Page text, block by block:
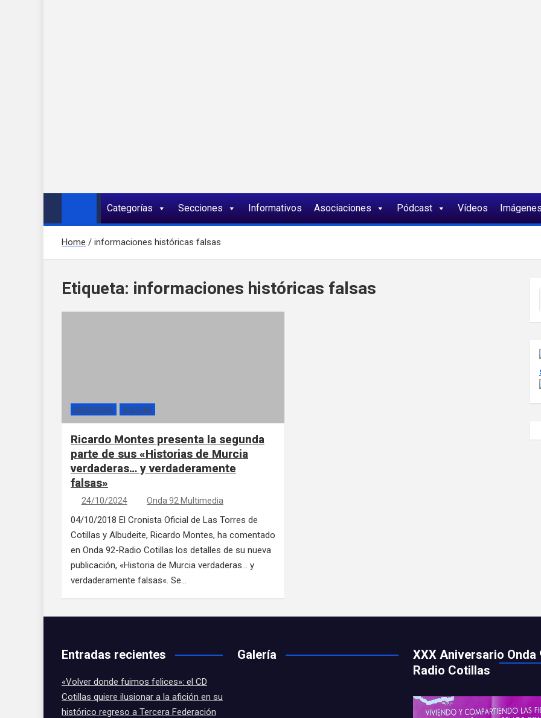
Categorías Secciones Informativos Asociaciones Pódcast Vídeos
Home informaciones históricas falsas
Etiqueta: informaciones históricas falsas
CATEGORÍAS CULTURA
Ricardo Montes presenta la segunda
parte de sus «Historias de Murcia
verdaderas… y verdaderamente
falsas»
24/10/2024 Onda 92 Multimedia
04/10/2018 El Cronista Oficial de Las Torres de
Cotillas y Albudeite, Ricardo Montes, ha comentado
en Onda 92-Radio Cotillas los detalles de su nueva
publicación, «Historia de Murcia verdaderas… y
verdaderamente falsas«. Se…
Entradas recientes
«Volver donde fuimos felices»: el CD
Cotillas quiere ilusionar a la afición en su
histórico regreso a Tercera Federación
Galería
XXX Aniversario Onda
Radio Cotillas